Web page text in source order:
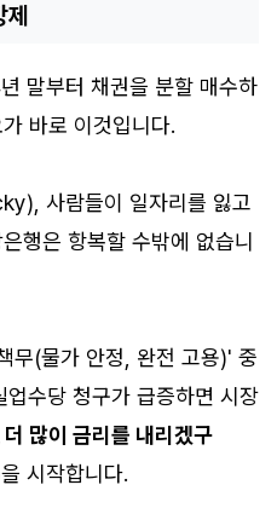
말부터 채권을 분할 매수하
바로 이것입니다.
사람들이 일자리를 잃고
행은 항복할 수밖에 없습니
무(물가 안정, 완전 고용)' 중
수당 청구가 급증하면 시장
많이 금리를 내리겠구
시작합니다.